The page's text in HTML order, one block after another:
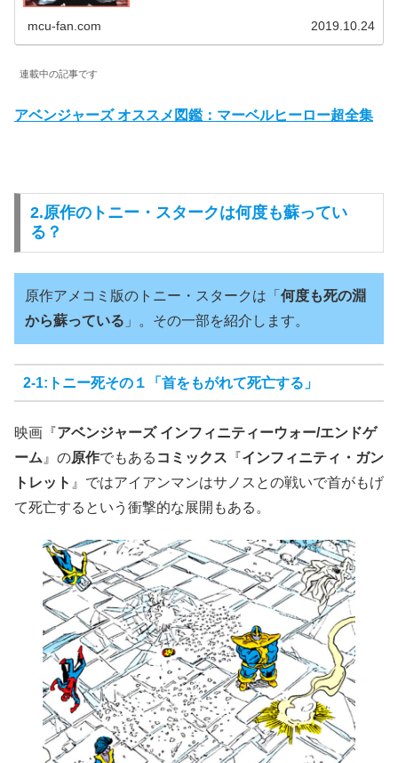
mcu-fan.com 2019.10.24
連載中の記事です
アベンジャーズ オススメ図鑑：マーベルヒーロー超全集
2.原作のトニー・スタークは何度も蘇ってい
る？
原作アメコミ版のトニー・スタークは「 何度も死の淵
から蘇っている 」。その一部を紹介します。
2-1:トニー死その１「首をもがれて死亡する」
映画『アベンジャーズ インフィニティーウォー/エンドゲ
ーム 』の原作でもある コミックス 『インフィニティ・ガン
トレット 』ではアイアンマンはサノスとの戦いで首がもげ
て死亡するという衝撃的な展開もある。